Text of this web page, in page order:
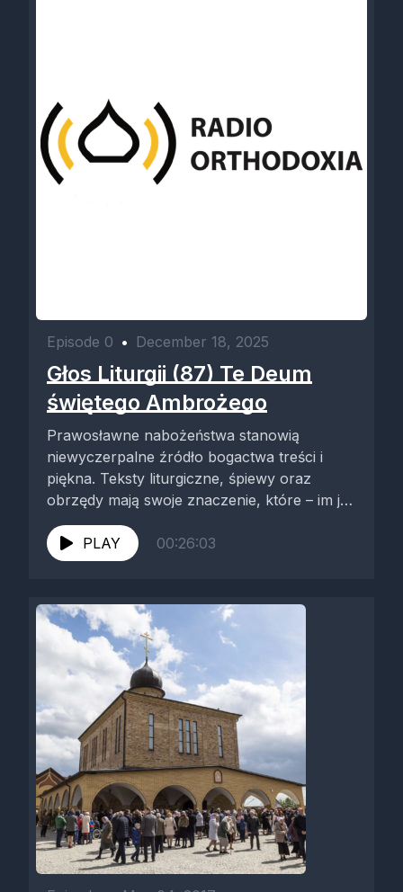
Episode 0 • December 18, 2025
Głos Liturgii (87) Te Deum
świętego Ambrożego
Prawosławne nabożeństwa stanowią
niewyczerpalne źródło bogactwa treści i
piękna. Teksty liturgiczne, śpiewy oraz
obrzędy mają swoje znaczenie, które – im je
bardziej rozumiemy i...
PLAY
00:26:03